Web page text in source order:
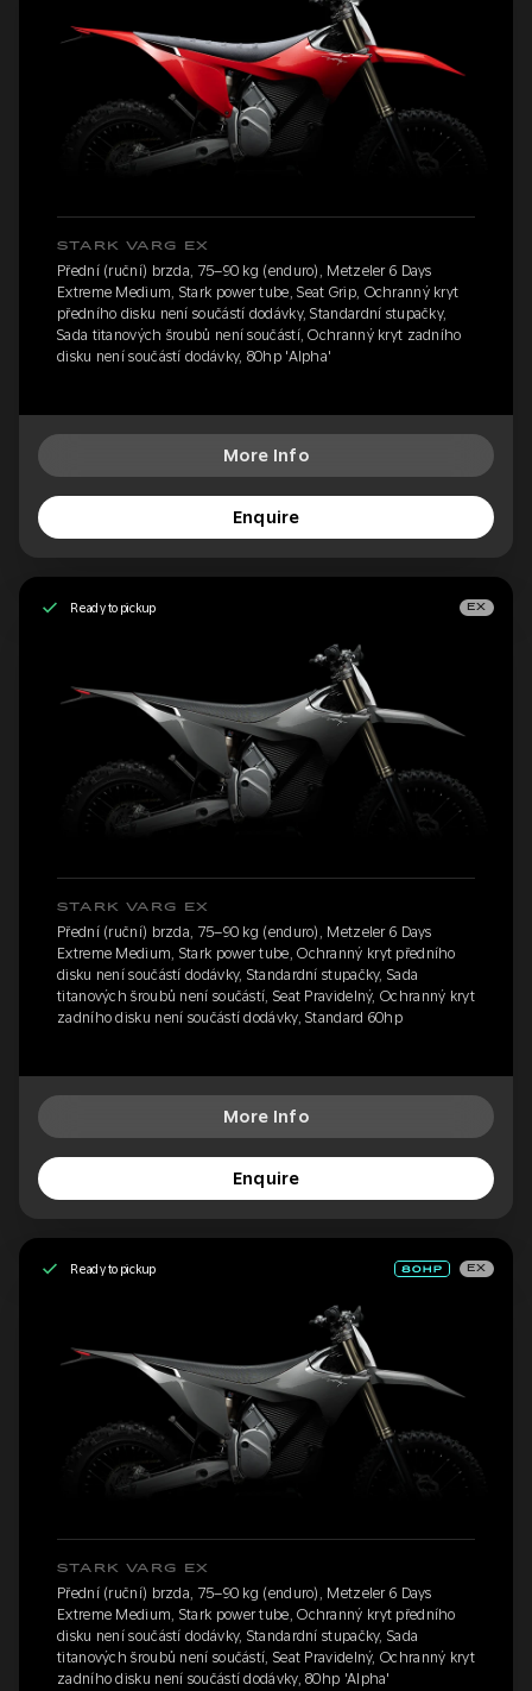
STARK VARG EX
Přední (ruční) brzda, 75–90 kg (enduro), Metzeler 6 Days
Extreme Medium, Stark power tube, Seat Grip, Ochranný kryt
předního disku není součástí dodávky, Standardní stupačky,
Sada titanových šroubů není součástí, Ochranný kryt zadního
disku není součástí dodávky, 80hp 'Alpha'
More Info
Enquire
Ready to pickup EX
STARK VARG EX
Přední (ruční) brzda, 75–90 kg (enduro), Metzeler 6 Days
Extreme Medium, Stark power tube, Ochranný kryt předního
disku není součástí dodávky, Standardní stupačky, Sada
titanových šroubů není součástí, Seat Pravidelný, Ochranný kryt
zadního disku není součástí dodávky, Standard 60hp
More Info
Enquire
Ready to pickup EX
STARK VARG EX
Přední (ruční) brzda, 75–90 kg (enduro), Metzeler 6 Days
Extreme Medium, Stark power tube, Ochranný kryt předního
disku není součástí dodávky, Standardní stupačky, Sada
titanových šroubů není součástí, Seat Pravidelný, Ochranný kryt
zadního disku není součástí dodávky, 80hp 'Alpha'